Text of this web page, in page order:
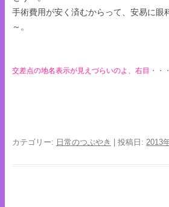
手術費用が安く済むからって、安易に眼
～。
交差点の地名表示が見えづらいのよ、右目・・・
カテゴリー: 日常のつぶやき | 投稿日: 2013